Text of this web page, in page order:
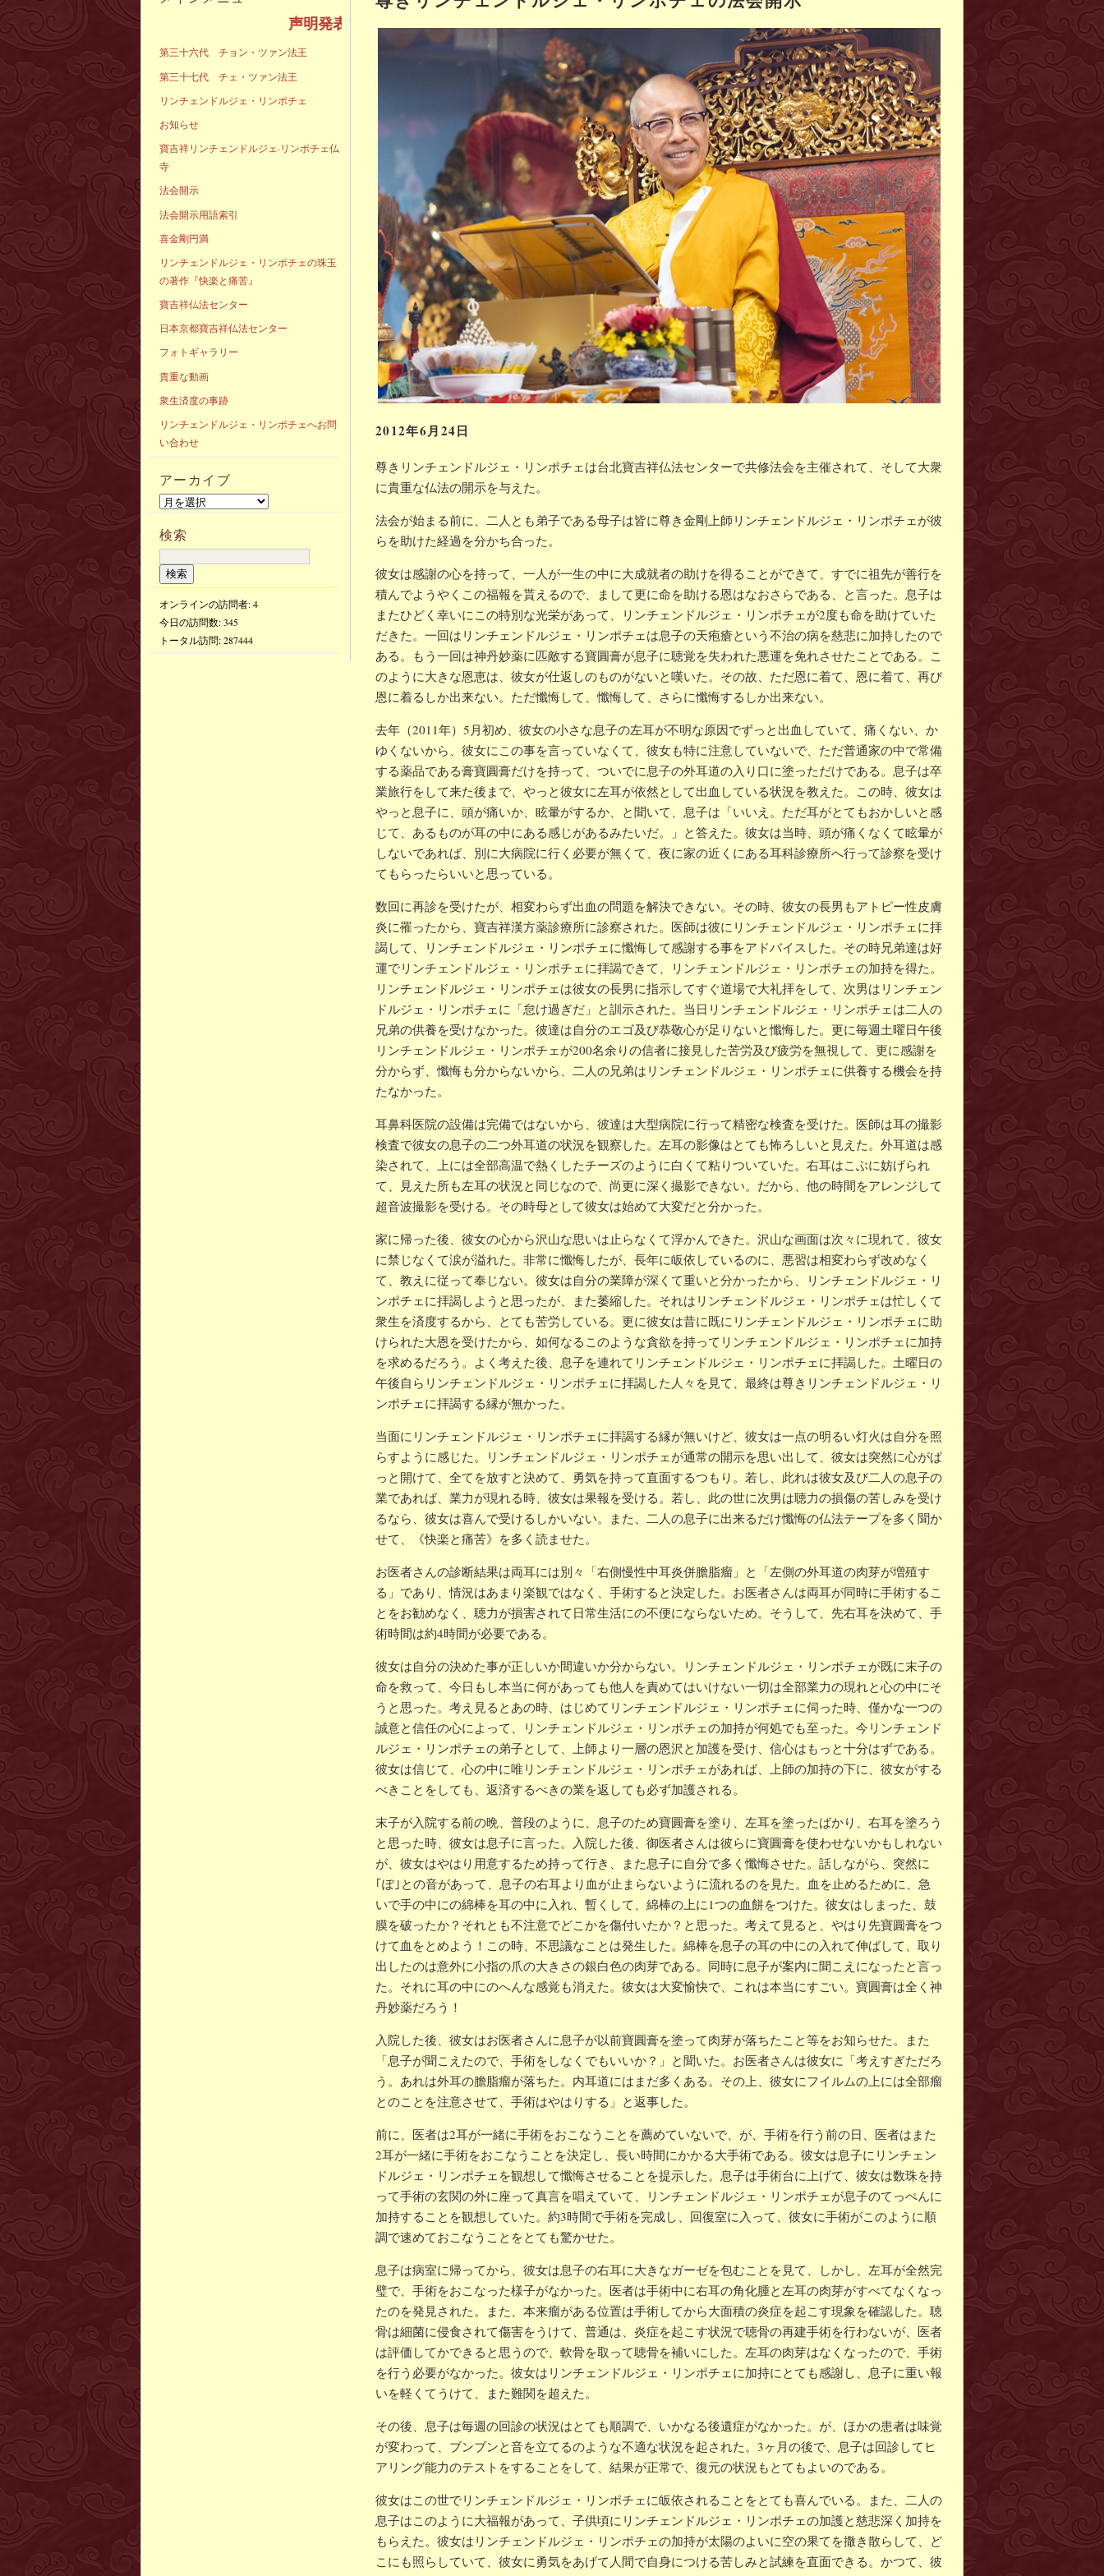
2012年6月24日
尊きリンチェンドルジェ・リンポチェは台北寶吉祥仏法センターで共修法会を主催されて、そして大衆
に貴重な仏法の開示を与えた。
法会が始まる前に、二人とも弟子である母子は皆に尊き金剛上師リンチェンドルジェ・リンポチェが彼
らを助けた経過を分かち合った。
彼女は感謝の心を持って、一人が一生の中に大成就者の助けを得ることができて、すでに祖先が善行を
積んでようやくこの福報を貰えるので、まして更に命を助ける恩はなおさらである、と言った。息子は
またひどく幸いにこの特別な光栄があって、リンチェンドルジェ・リンポチェが2度も命を助けていた
だきた。一回はリンチェンドルジェ・リンポチェは息子の天疱瘡という不治の病を慈悲に加持したので
ある。もう一回は神丹妙薬に匹敵する寶圓膏が息子に聴覚を失われた悪運を免れさせたことである。こ
のように大きな恩恵は、彼女が仕返しのものがないと嘆いた。その故、ただ恩に着て、恩に着て、再び
恩に着るしか出来ない。ただ懺悔して、懺悔して、さらに懺悔するしか出来ない。
去年（2011年）5月初め、彼女の小さな息子の左耳が不明な原因でずっと出血していて、痛くない、か
ゆくないから、彼女にこの事を言っていなくて、彼女も特に注意していないで、ただ普通家の中で常備
する薬品である膏寶圓膏だけを持って、ついでに息子の外耳道の入り口に塗っただけである。息子は卒
業旅行をして来た後まで、やっと彼女に左耳が依然として出血している状況を教えた。この時、彼女は
やっと息子に、頭が痛いか、眩暈がするか、と聞いて、息子は「いいえ。ただ耳がとてもおかしいと感
じて、あるものが耳の中にある感じがあるみたいだ。」と答えた。彼女は当時、頭が痛くなくて眩暈が
しないであれば、別に大病院に行く必要が無くて、夜に家の近くにある耳科診療所へ行って診察を受け
てもらったらいいと思っている。
数回に再診を受けたが、相変わらず出血の問題を解決できない。その時、彼女の長男もアトピー性皮膚
炎に罹ったから、寶吉祥漢方薬診療所に診察された。医師は彼にリンチェンドルジェ・リンポチェに拝
謁して、リンチェンドルジェ・リンポチェに懺悔して感謝する事をアドバイスした。その時兄弟達は好
運でリンチェンドルジェ・リンポチェに拝謁できて、リンチェンドルジェ・リンポチェの加持を得た。
リンチェンドルジェ・リンポチェは彼女の長男に指示してすぐ道場で大礼拝をして、次男はリンチェン
ドルジェ・リンポチェに「怠け過ぎだ」と訓示された。当日リンチェンドルジェ・リンポチェは二人の
兄弟の供養を受けなかった。彼達は自分のエゴ及び恭敬心が足りないと懺悔した。更に毎週土曜日午後
リンチェンドルジェ・リンポチェが200名余りの信者に接見した苦労及び疲労を無視して、更に感謝を
分からず、懺悔も分からないから、二人の兄弟はリンチェンドルジェ・リンポチェに供養する機会を持
たなかった。
耳鼻科医院の設備は完備ではないから、彼達は大型病院に行って精密な検査を受けた。医師は耳の撮影
検査で彼女の息子の二つ外耳道の状況を観察した。左耳の影像はとても怖ろしいと見えた。外耳道は感
染されて、上には全部高温で熱くしたチーズのように白くて粘りついていた。右耳はこぶに妨げられ
て、見えた所も左耳の状況と同じなので、尚更に深く撮影できない。だから、他の時間をアレンジして
超音波撮影を受ける。その時母として彼女は始めて大変だと分かった。
家に帰った後、彼女の心から沢山な思いは止らなくて浮かんできた。沢山な画面は次々に現れて、彼女
に禁じなくて涙が溢れた。非常に懺悔したが、長年に皈依しているのに、悪習は相変わらず改めなく
て、教えに従って奉じない。彼女は自分の業障が深くて重いと分かったから、リンチェンドルジェ・リ
ンポチェに拝謁しようと思ったが、また萎縮した。それはリンチェンドルジェ・リンポチェは忙しくて
衆生を済度するから、とても苦労している。更に彼女は昔に既にリンチェンドルジェ・リンポチェに助
けられた大恩を受けたから、如何なるこのような貪欲を持ってリンチェンドルジェ・リンポチェに加持
を求めるだろう。よく考えた後、息子を連れてリンチェンドルジェ・リンポチェに拝謁した。土曜日の
午後自らリンチェンドルジェ・リンポチェに拝謁した人々を見て、最終は尊きリンチェンドルジェ・リ
ンポチェに拝謁する縁が無かった。
当面にリンチェンドルジェ・リンポチェに拝謁する縁が無いけど、彼女は一点の明るい灯火は自分を照
らすように感じた。リンチェンドルジェ・リンポチェが通常の開示を思い出して、彼女は突然に心がぱ
っと開けて、全てを放すと決めて、勇気を持って直面するつもり。若し、此れは彼女及び二人の息子の
業であれば、業力が現れる時、彼女は果報を受ける。若し、此の世に次男は聴力の損傷の苦しみを受け
るなら、彼女は喜んで受けるしかいない。また、二人の息子に出来るだけ懺悔の仏法テープを多く聞か
せて、《快楽と痛苦》を多く読ませた。
お医者さんの診断結果は両耳には別々「右側慢性中耳炎併膽脂瘤」と「左側の外耳道の肉芽が増殖す
る」であり、情況はあまり楽観ではなく、手術すると決定した。お医者さんは両耳が同時に手術するこ
とをお勧めなく、聴力が損害されて日常生活にの不便にならないため。そうして、先右耳を決めて、手
術時間は約4時間が必要である。
彼女は自分の決めた事が正しいか間違いか分からない。リンチェンドルジェ・リンポチェが既に末子の
命を救って、今日もし本当に何があっても他人を責めてはいけない一切は全部業力の現れと心の中にそ
うと思った。考え見るとあの時、はじめてリンチェンドルジェ・リンポチェに伺った時、僅かな一つの
誠意と信任の心によって、リンチェンドルジェ・リンポチェの加持が何処でも至った。今リンチェンド
ルジェ・リンポチェの弟子として、上師より一層の恩沢と加護を受け、信心はもっと十分はずである。
彼女は信じて、心の中に唯リンチェンドルジェ・リンポチェがあれば、上師の加持の下に、彼女がする
べきことをしても、返済するべきの業を返しても必ず加護される。
末子が入院する前の晩、普段のように、息子のため寶圓膏を塗り、左耳を塗ったばかり、右耳を塗ろう
と思った時、彼女は息子に言った。入院した後、御医者さんは彼らに寶圓膏を使わせないかもしれない
が、彼女はやはり用意するため持って行き、また息子に自分で多く懺悔させた。話しながら、突然に
｢ぽ｣との音があって、息子の右耳より血が止まらないように流れるのを見た。血を止めるために、急
いで手の中にの綿棒を耳の中に入れ、暫くして、綿棒の上に1つの血餅をつけた。彼女はしまった、鼓
膜を破ったか？それとも不注意でどこかを傷付いたか？と思った。考えて見ると、やはり先寶圓膏をつ
けて血をとめよう！この時、不思議なことは発生した。綿棒を息子の耳の中にの入れて伸ばして、取り
出したのは意外に小指の爪の大きさの銀白色の肉芽である。同時に息子が案内に聞こえになったと言っ
た。それに耳の中にのへんな感覚も消えた。彼女は大変愉快で、これは本当にすごい。寶圓膏は全く神
丹妙薬だろう！
入院した後、彼女はお医者さんに息子が以前寶圓膏を塗って肉芽が落ちたこと等をお知らせた。また
「息子が聞こえたので、手術をしなくでもいいか？」と聞いた。お医者さんは彼女に「考えすぎただろ
う。あれは外耳の膽脂瘤が落ちた。内耳道にはまだ多くある。その上、彼女にフイルムの上には全部瘤
とのことを注意させて、手術はやはりする」と返事した。
前に、医者は2耳が一緒に手術をおこなうことを薦めていないで、が、手術を行う前の日、医者はまた
2耳が一緒に手術をおこなうことを決定し、長い時間にかかる大手術である。彼女は息子にリンチェン
ドルジェ・リンポチェを観想して懺悔させることを提示した。息子は手術台に上げて、彼女は数珠を持
って手術の玄関の外に座って真言を唱えていて、リンチェンドルジェ・リンポチェが息子のてっぺんに
加持することを観想していた。約3時間で手術を完成し、回復室に入って、彼女に手術がこのように順
調で速めておこなうことをとても驚かせた。
息子は病室に帰ってから、彼女は息子の右耳に大きなガーゼを包むことを見て、しかし、左耳が全然完
璧で、手術をおこなった様子がなかった。医者は手術中に右耳の角化腫と左耳の肉芽がすべてなくなっ
たのを発見された。また、本来瘤がある位置は手術してから大面積の炎症を起こす現象を確認した。聴
骨は細菌に侵食されて傷害をうけて、普通は、炎症を起こす状況で聴骨の再建手術を行わないが、医者
は評価してかできると思うので、軟骨を取って聴骨を補いにした。左耳の肉芽はなくなったので、手術
を行う必要がなかった。彼女はリンチェンドルジェ・リンポチェに加持にとても感謝し、息子に重い報
いを軽くてうけて、また難関を超えた。
その後、息子は毎週の回診の状況はとても順調で、いかなる後遺症がなかった。が、ほかの患者は味覚
が変わって、ブンブンと音を立てるのような不適な状況を起された。3ヶ月の後で、息子は回診してヒ
アリング能力のテストをすることをして、結果が正常で、復元の状況もとてもよいのである。
彼女はこの世でリンチェンドルジェ・リンポチェに皈依されることをとても喜んでいる。また、二人の
息子はこのように大福報があって、子供頃にリンチェンドルジェ・リンポチェの加護と慈悲深く加持を
もらえた。彼女はリンチェンドルジェ・リンポチェの加持が太陽のよいに空の果てを撒き散らして、ど
こにも照らしていて、彼女に勇気をあげて人間で自身につける苦しみと試練を直面できる。かつて、彼
第三十六代 チョン・ツァン法王
第三十七代 チェ・ツァン法王
リンチェンドルジェ・リンポチェ
お知らせ
寶吉祥リンチェンドルジェ·リンポチェ仏
寺
法会開示
法会開示用語索引
喜金剛円満
リンチェンドルジェ・リンポチェの珠玉
の著作『快楽と痛苦』
寶吉祥仏法センター
日本京都寶吉祥仏法センター
フォトギャラリー
貴重な動画
衆生済度の事跡
リンチェンドルジェ・リンポチェへお問
い合わせ
アーカイブ
検索
オンラインの訪問者: 4
今日の訪問数:345
トータル訪問:287444